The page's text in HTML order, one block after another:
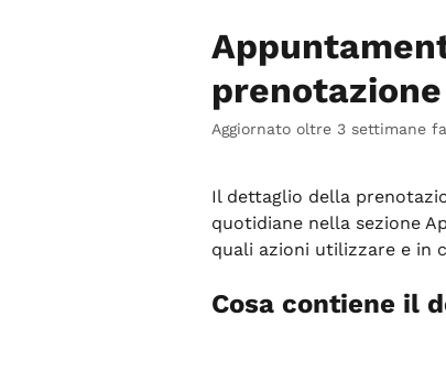
Aggiornato oltre 3 settimane fa
Il dettaglio della
quotidiane nella sezione
quali azioni utilizzare e in
Cosa contiene il